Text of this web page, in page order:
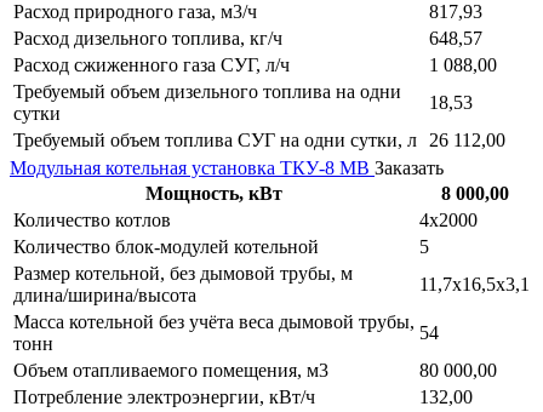
Расход природного газа, м3/ч
817,93
Расход дизельного топлива, кг/ч
648,57
Расход сжиженного газа СУГ, л/ч
1 088,00
Требуемый объем дизельного топлива на одни
сутки
18,53
Требуемый объем топлива СУГ на одни сутки, л
26 112,00
Модульная котельная установка ТКУ-8 МВ Заказать
Мощность, кВт
8 000,00
Количество котлов
4х2000
Количество блок-модулей котельной
5
Размер котельной, без дымовой трубы, м
длина/ширина/высота
11,7х16,5х3,1
Масса котельной без учёта веса дымовой трубы,
тонн
54
Объем отапливаемого помещения, м3
80 000,00
Потребление электроэнергии, кВт/ч
132,00